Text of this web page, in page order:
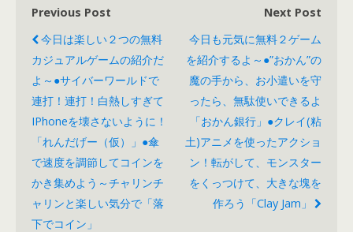
tt
er
e
a
d
s
Previous Post
今日は楽しい２つの無料
カジュアルゲームの紹介だ
よ～●サイバーワールドで
連打！連打！白熱しすぎて
IPhoneを壊さないように！
「れんだげー（仮）」●傘
で速度を調節してコインを
かき集めよう～チャリンチ
ャリンと楽しい気分で「落
下でコイン」
Next Post
今日も元気に無料２ゲーム
を紹介するよ～●”おかん”の
魔の手から、お小遣いを守
ったら、無駄使いできるよ
「おかん銀行」●クレイ(粘
土)アニメを使ったアクショ
ン！転がして、モンスター
をくっつけて、大きな塊を
作ろう「Clay Jam」